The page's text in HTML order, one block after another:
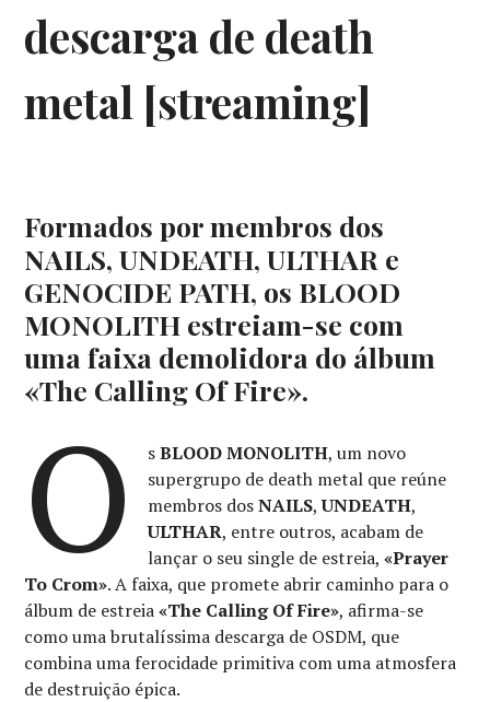
descarga de death
metal [streaming]
Formados por membros dos
NAILS, UNDEATH, ULTHAR e
GENOCIDE PATH, os BLOOD
MONOLITH estreiam-se com
uma faixa demolidora do álbum
«The Calling Of Fire».
O sBLOOD MONOLITH, um novo
supergrupo de death metal que reúne
membros dosNAILS,UNDEATH,
ULTHAR, entre outros, acabam de
lançar o seu single de estreia, «Prayer
To Crom». A faixa, que promete abrir caminho para o
álbum de estreia«The Calling Of Fire», afirma-se
como uma brutalíssima descarga de OSDM, que
combina uma ferocidade primitiva com uma atmosfera
de destruição épica.